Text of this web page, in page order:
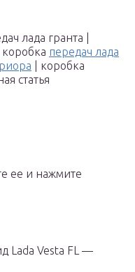
лада гранта |
| коробка передач лада
| коробка
статья
ее и нажмите
Lada Vesta FL —